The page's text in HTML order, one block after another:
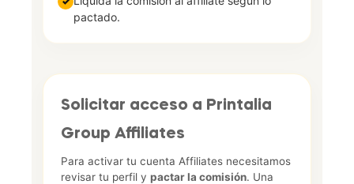
pactado.
Solicitar acceso a Printalia
Group Affiliates
Para activar tu cuenta Affiliates necesitamos
revisar tu perfil y pactar la comisión. Una